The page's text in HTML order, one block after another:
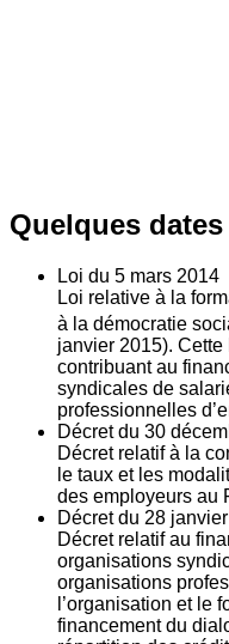
Quelques
Loi du 5 mars 2014
Loi relative à la
à la démocratie
janvier 2015).
contribuant au
syndicales de
professionnelles
Décret du 30
Décret relatif à la
le taux et les
des employeurs au
Décret du 28
Décret relatif au
organisations
organisations
l’organisation et le
financement du